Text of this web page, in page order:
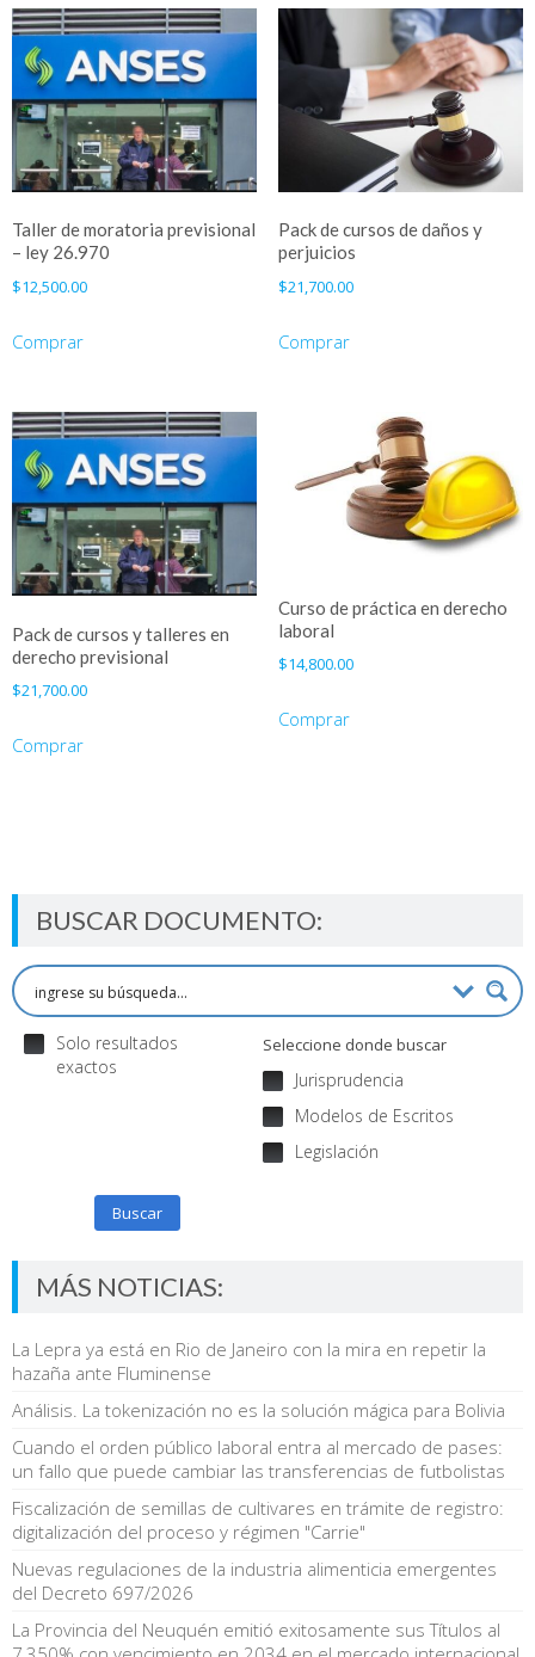
Taller de moratoria previsional
– ley 26.970
$12,500.00
Comprar
Pack de cursos de daños y
perjuicios
$21,700.00
Comprar
Pack de cursos y talleres en
derecho previsional
$21,700.00
Comprar
Curso de práctica en derecho
laboral
$14,800.00
Comprar
BUSCAR DOCUMENTO:
Solo resultados
exactos
Seleccione donde buscar
Jurisprudencia
Modelos de Escritos
Legislación
Buscar
MÁS NOTICIAS:
La Lepra ya está en Rio de Janeiro con la mira en repetir la
hazaña ante Fluminense
Análisis. La tokenización no es la solución mágica para Bolivia
Cuando el orden público laboral entra al mercado de pases:
un fallo que puede cambiar las transferencias de futbolistas
Fiscalización de semillas de cultivares en trámite de registro:
digitalización del proceso y régimen "Carrie"
Nuevas regulaciones de la industria alimenticia emergentes
del Decreto 697/2026
La Provincia del Neuquén emitió exitosamente sus Títulos al